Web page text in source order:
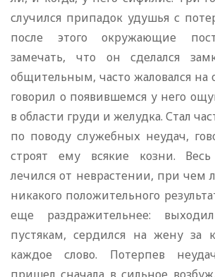
случился припадок удушья с
после этого окружающие
замечать, что он сделался
общительным, часто жаловался на
говорил о появившемся у него
в области груди и желудка. Стал
по поводу служебных неудач,
строят ему всякие козни.
лечился от неврастении, при чем
никакого положительного
еще раздражительнее:
пустякам, сердился на жену за
каждое слово. Потерпев